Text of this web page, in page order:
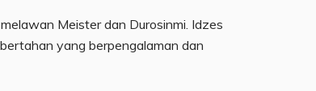
Meister dan Durosinmi. Idzes
yang berpengalaman dan